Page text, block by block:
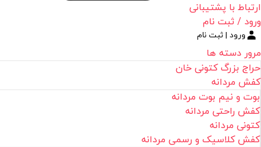
ارتباط با پشتیبانی
ورود / ثبت نام
ورود | ثبت نام
مرور دسته ها
حراج بزرگ کتونی خان
کفش مردانه
بوت و نیم بوت مردانه
کفش راحتی مردانه
کتونی مردانه
کفش کلاسیک و رسمی مردانه